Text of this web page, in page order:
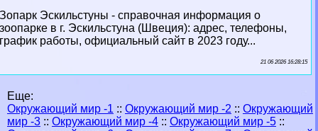
Зопарк Эскильстуны - справочная информация о
зоопарке в г. Эскильстуна (Швеция): адрес, телефоны,
график работы, официальный сайт в 2023 году...
21 06 2026 16:28:15
Еще:
Окружающий мир -1 :: Окружающий мир -2 :: Окружающий
мир -3 :: Окружающий мир -4 :: Окружающий мир -5 ::